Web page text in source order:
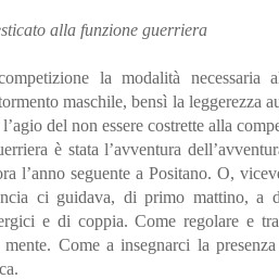
alla funzione guerriera
la modalità
maschile, bensì la leggerezza
del non essere costrette alla
è stata l’avventura
l’anno seguente a Positano. O,
ci guidava, di primo mattino,
e di coppia. Come regolare e
Come a insegnarci la